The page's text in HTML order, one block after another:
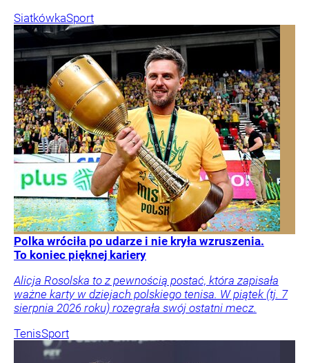
SiatkówkaSport
Polka wróciła po udarze i nie kryła wzruszenia.
To koniec pięknej kariery
Alicja Rosolska to z pewnością postać, która zapisała
ważne karty w dziejach polskiego tenisa. W piątek (tj. 7
sierpnia 2026 roku) rozegrała swój ostatni mecz.
TenisSport